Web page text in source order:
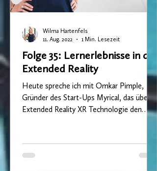
Folge 35: Lernerlebnisse in der
Extended Reality
Heute spreche ich mit Omkar Pimple,
Gründer des Start-Ups Myrical, das über
Extended Reality XR Technologie den
Wilma Hartenfels
11. Aug. 2022
1 Min. Lesezeit